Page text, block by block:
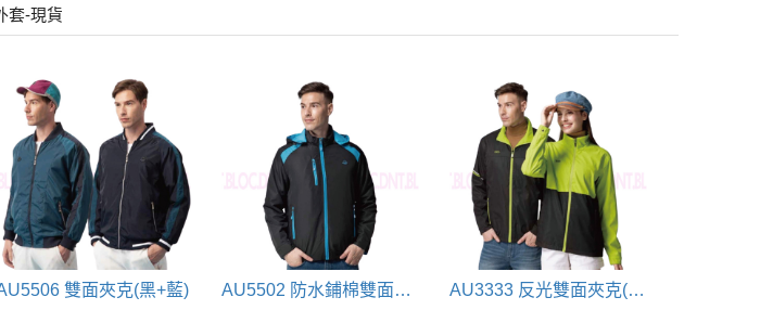
套-現貨
雙面夾克(黑+藍) AU5502 防水鋪棉雙面大衣(黑+藍) AU3333 反光雙面夾克(黑+綠)